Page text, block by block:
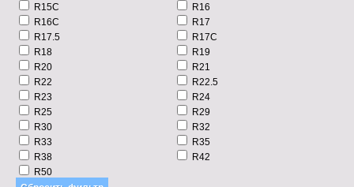
R15C
R16
R16C
R17
R17.5
R17C
R18
R19
R20
R21
R22
R22.5
R23
R24
R25
R29
R30
R32
R33
R35
R38
R42
R50